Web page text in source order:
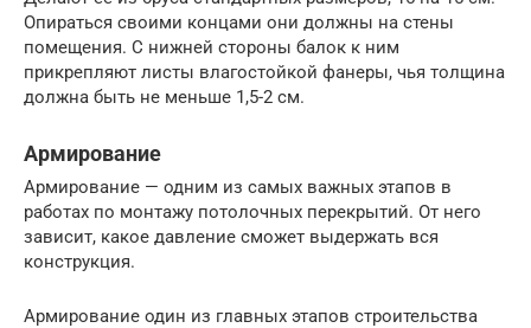
Опираться своими концами они должны на стены
помещения. С нижней стороны балок к ним
прикрепляют листы влагостойкой фанеры, чья толщина
должна быть не меньше 1,5-2 см.
Армирование
Армирование — одним из самых важных этапов в
работах по монтажу потолочных перекрытий. От него
зависит, какое давление сможет выдержать вся
конструкция.
Армирование один из главных этапов строительства